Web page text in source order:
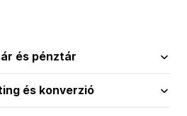
és pénztár
és konverzió